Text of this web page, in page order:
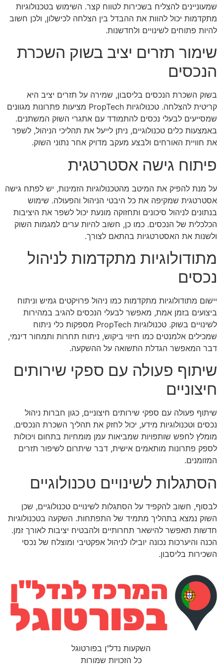
שמעוניינים להצליח בשכירות לטווח קצר. השימוש בטכנולוגיות
מתקדמות יכול להוות את ההבדל בין הצלחה לכישלון, ולכן חשוב
להיות פתוחים לשינויים ולחדשנות.
שימור תזרים יציב בשוק השכרת
הנכסים
בשוק השכרת הנכסים בליסבון, שמירה על תזרים יציב היא
קריטית להצלחה. טכנולוגיות PropTech מציעות פתרונות מגוונים
שמסייעים לבעלי נכסים להתמודד עם אתגרי השוק המשתנים.
באמצעות כלים טכנולוגיים, ניתן לייעל את תהליכי הניהול, לשפר
את חוויית האורחים ולבצע מעקב מדויק אחר נתוני השוק.
פיתוח גישה אסטרטגית
על מנת להפיק את המיטב מהטכנולוגיות הזמינות, יש לפתח גישה
אסטרטגית שמקיפה את כל היבטי הניהול והפעולה. שימוש
בנתונים לניהול סיכונים ותחזוקה מונעת יכול לשפר את היציבות
הכלכלית של הנכסים. כמו כן, חשוב להיות ערים למגמות השוק
ולשנות את האסטרטגיות בהתאם לצורך.
מתודולוגיות מתקדמות לניהול
נכסים
יישום מתודולוגיות מתקדמות כמו ניהול פרויקטים גמיש וניתוח
ביצועים בזמן אמת, מאפשר לבעלי הנכסים להגיב במהירות
לשינויים בשוק. טכנולוגיות PropTech מספקות כלי ניתוח
שמכילים אלמנטים כמו חיזוי ביקוש, ניתוח תחרות ותמחור דינמי,
דבר המאפשר הגדלת התשואה על ההשקעה.
שיתוף פעולה עם ספקי שירותים
חיצוניים
שיתוף פעולה עם ספקי שירותים חיצוניים, כגון חברות ניהול
נכסים וטכנולוגיות מידע, יכול לחזק את תהליך השכרת הנכסים.
מומלץ לחפש שותפויות שמביאות עמן מומחיות בתחום ויכולות
לספק פתרונות מותאמים אישית, דבר שיתרום לשיפור תזרים
המזומנים.
הסתגלות לשינויים טכנולוגיים
לבסוף, חשוב להקפיד על הסתגלות לשינויים טכנולוגיים, שכן
השוק נמצא בתהליך מתמיד של התפתחות. השקעה בטכנולוגיות
חדשות תאפשר להישאר תחרותיים ולהבטיח יציבות לאורך זמן.
הכנה והיערכות נכונה יובילו לניהול אפקטיבי ומוצלח של נכסי
השכירות בליסבון.
השקעות נדל"ן בפורטוגל
כל הזכויות שמורות